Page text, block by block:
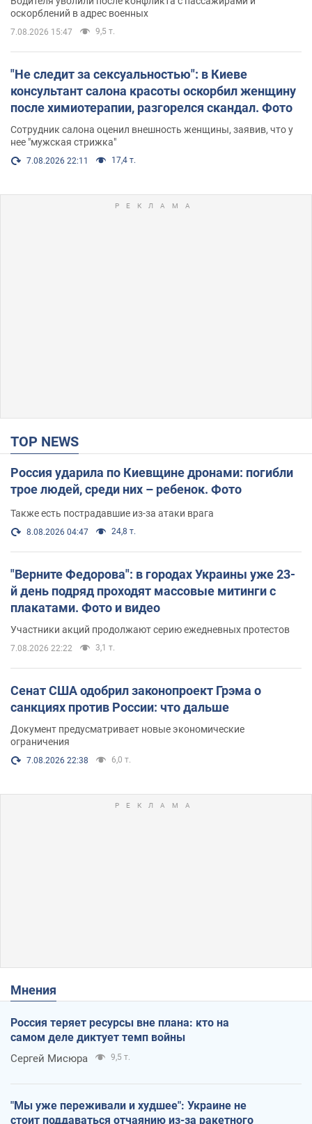
оскорблений в адрес военных
7.08.2026 15:47 9,5 т.
"Не следит за сексуальностью": в Киеве
консультант салона красоты оскорбил женщину
после химиотерапии, разгорелся скандал. Фото
Сотрудник салона оценил внешность женщины, заявив, что у
нее "мужская стрижка"
7.08.2026 22:11 17,4 т.
TOP NEWS
Россия ударила по Киевщине дронами: погибли
трое людей, среди них – ребенок. Фото
Также есть пострадавшие из-за атаки врага
8.08.2026 04:47 24,8 т.
"Верните Федорова": в городах Украины уже 23-
й день подряд проходят массовые митинги с
плакатами. Фото и видео
Участники акций продолжают серию ежедневных протестов
7.08.2026 22:22 3,1 т.
Сенат США одобрил законопроект Грэма о
санкциях против России: что дальше
Документ предусматривает новые экономические
ограничения
7.08.2026 22:38 6,0 т.
Мнения
Россия теряет ресурсы вне плана: кто на
самом деле диктует темп войны
Сергей Мисюра 9,5 т.
"Мы уже переживали и худшее": Украине не
стоит поддаваться отчаянию из-за ракетного